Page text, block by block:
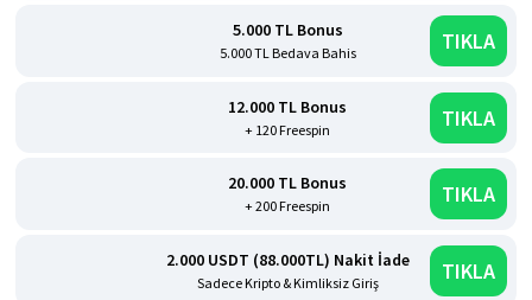
5.000 TL Bonus
5.000 TL Bedava Bahis TIKLA
12.000 TL Bonus
+ 120 Freespin TIKLA
20.000 TL Bonus
+ 200 Freespin TIKLA
2.000 USDT (88.000TL) Nakit İade
Sadece Kripto & Kimliksiz Giriş TIKLA